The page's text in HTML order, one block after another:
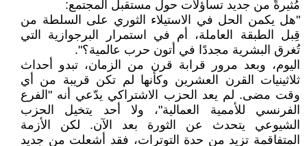
مُثيرةً من جديد تساؤلات حول مستقبل المجتمع:
"هل يكمن الحل في الاستيلاء الثوري على السلطة من
قِبل الطبقة العاملة، أم في استمرار البرجوازية التي
تُغرق البشرية مجددًا في أتون حرب عالمية؟".
اليوم، وبعد مرور قرابة قرن من الزمان، تبدو أحداث
ثلاثينيات القرن العشرين وكأنها لم تكن قريبة من أي
وقت مضى. لم يعد الحزب الاشتراكي يدّعي أنه "الفرع
الفرنسي للأممية العمالية"، ولا أحد يتخيل الحزب
الشيوعي يتحدث عن الثورة بعد الآن. لكن الأزمة
المتفاقمة تزيد من حدة التوترات، فقد أشعلت من جديد